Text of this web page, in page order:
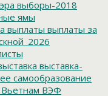
выборы-2018
ямы
выплаты выплаты за
выставка-
самообразование
Вьетнам ВЭФ